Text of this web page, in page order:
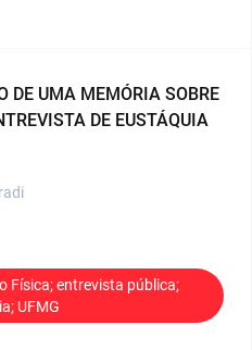
DE UMA MEMÓRIA SOBRE
DE EUSTÁQUIA
Física; entrevista pública;
UFMG